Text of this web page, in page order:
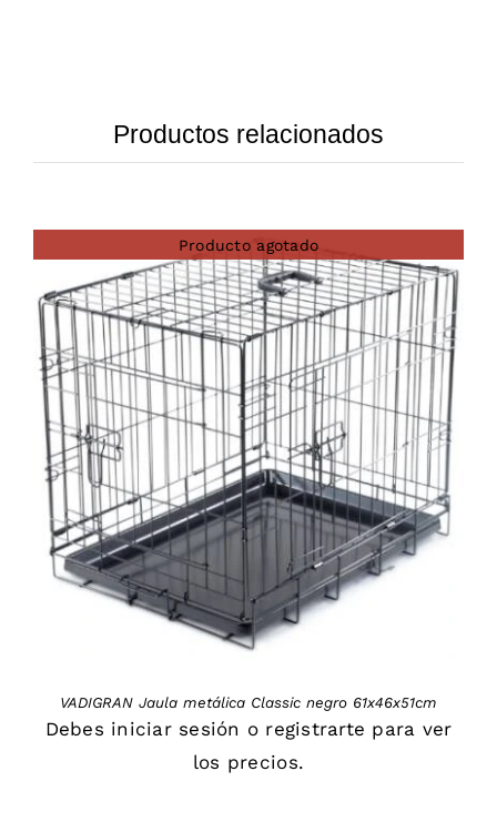
Productos relacionados
Producto agotado
DETAILS
VADIGRAN Jaula metálica Classic negro 61x46x51cm
Debes iniciar sesión o registrarte para ver
los precios.